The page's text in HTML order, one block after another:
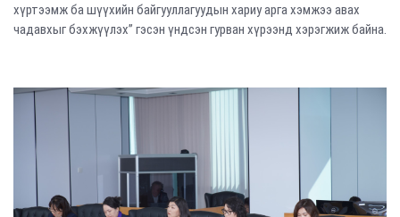
хүртээмж ба шүүхийн байгууллагуудын хариу арга хэмжээ авах
чадавхыг бэхжүүлэх” гэсэн үндсэн гурван хүрээнд хэрэгжиж байна.